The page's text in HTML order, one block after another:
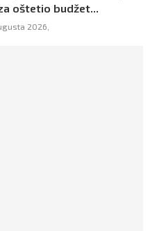
oštetio budžet...
2026,